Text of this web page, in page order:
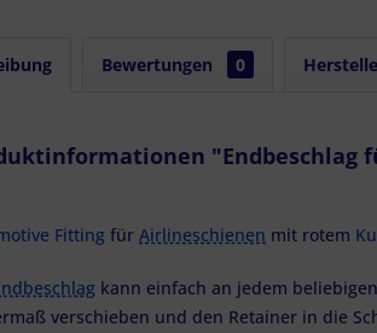
Bewertungen 0
"Endbeschlag
Fitting für Airlineschienen mit rotem
kann einfach an jedem
verschieben und den Retainer in die